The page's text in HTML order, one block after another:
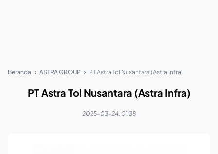
Beranda ASTRA GROUP PT Astra Tol Nusantara (Astra Infra)
PT Astra Tol Nusantara (Astra Infra)
2025-03-24, 01:38